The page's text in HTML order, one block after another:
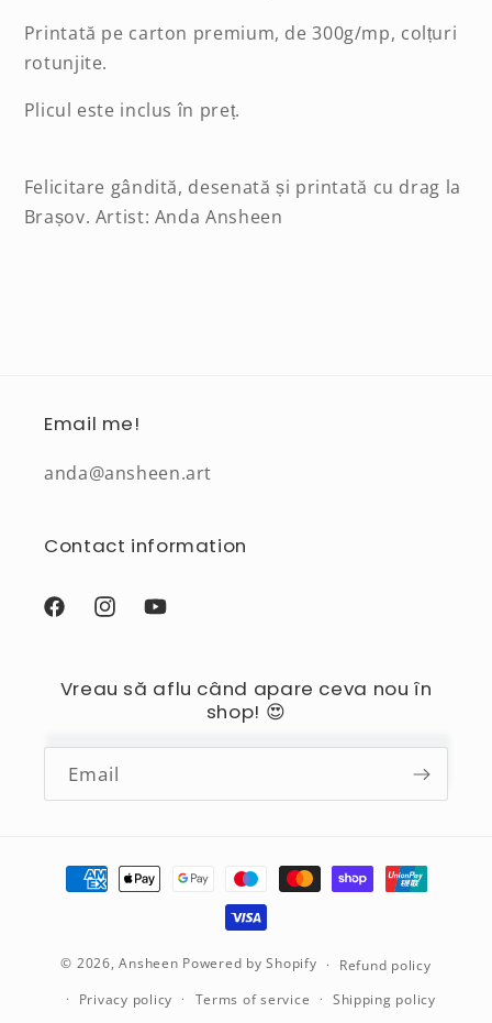
Printată pe carton premium, de 300g/mp, colțuri
rotunjite.
Plicul este inclus în preț.
Felicitare gândită, desenată și printată cu drag la
Brașov. Artist: Anda Ansheen
Email me!
anda@ansheen.art
Contact information
FacebookInstagramYouTube
Vreau să aflu când apare ceva nou în
shop! 😍
Email
Payment
methods
© 2026,Ansheen Powered by Shopify Refund policy
Privacy policy Terms of service Shipping policy